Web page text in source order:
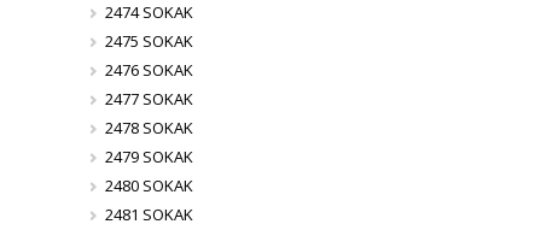
2474 SOKAK
2475 SOKAK
2476 SOKAK
2477 SOKAK
2478 SOKAK
2479 SOKAK
2480 SOKAK
2481 SOKAK